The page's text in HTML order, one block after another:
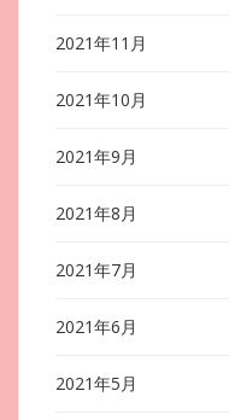
2021年11月
2021年10月
2021年9月
2021年8月
2021年7月
2021年6月
2021年5月